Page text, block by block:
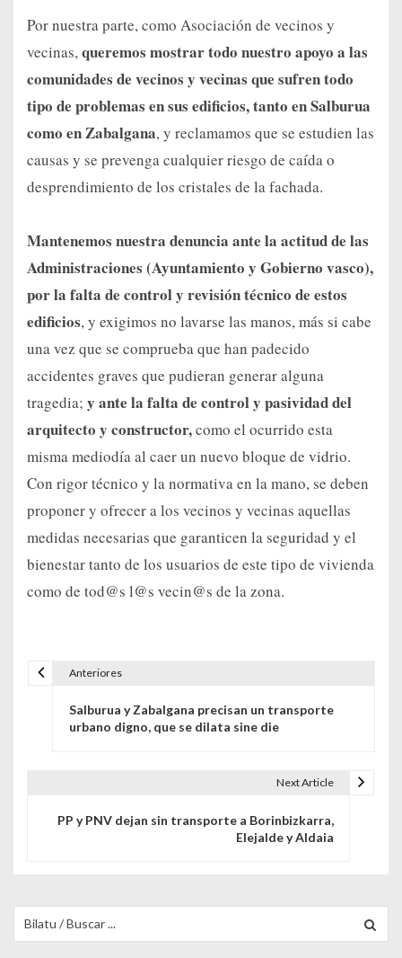
Por nuestra parte, como Asociación de vecinos y
vecinas,queremos mostrar todo nuestro apoyo a las
comunidades de vecinos y vecinas que sufren todo
tipo de problemas en sus edificios, tanto en Salburua
como en Zabalgana, y reclamamos que se estudien las
causas y se prevenga cualquier riesgo de caída o
desprendimiento de los cristales de la fachada.
Mantenemos nuestra denuncia ante la actitud de las
Administraciones (Ayuntamiento y Gobierno vasco),
por la falta de control y revisión técnico de estos
edificios, y exigimos no lavarse las manos, más si cabe
una vez que se comprueba que han padecido
accidentes graves que pudieran generar alguna
tragedia; y ante la falta de control y pasividad del
arquitecto y constructor,como el ocurrido esta
misma mediodía al caer un nuevo bloque de vidrio.
Con rigor técnico y la normativa en la mano, se deben
proponer y ofrecer a los vecinos y vecinas aquellas
medidas necesarias que garanticen la seguridad y el
bienestar tanto de los usuarios de este tipo de vivienda
como de tod@s l@s vecin@s de la zona.
Anteriores
Salburua y Zabalgana precisan un transporte
urbano digno, que se dilata sine die
Next Article
PP y PNV dejan sin transporte a Borinbizkarra,
Elejalde y Aldaia